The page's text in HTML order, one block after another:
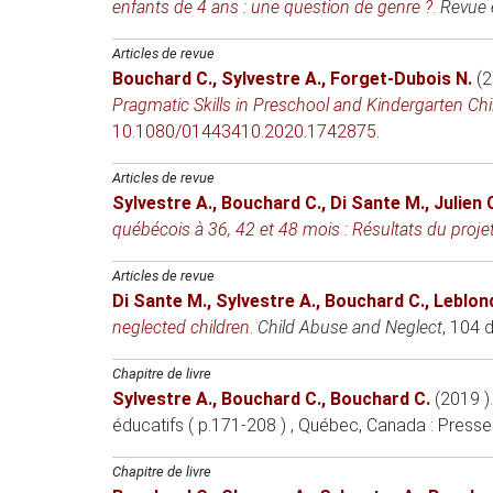
enfants de 4 ans : une question de genre ?. Revue
Articles de revue
Bouchard C., Sylvestre A., Forget-Dubois N.
Pragmatic Skills in Preschool and Kindergarten
10.1080/01443410.2020.1742875.
Articles de revue
Sylvestre A., Bouchard C., Di Sante M., Julien
québécois à 36, 42 et 48 mois : Résultats du
Articles de revue
Di Sante M., Sylvestre A., Bouchard C.,
neglected children. Child Abuse and Neglect, 104
Chapitre de livre
Sylvestre A., Bouchard C., Bouchard C. (2019 )
éducatifs ( p.171-208 ) , Québec, Canada :
Chapitre de livre